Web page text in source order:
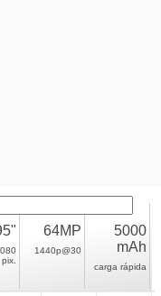
pix.
64MP
1440p@30
5000
mAh
carga rápida